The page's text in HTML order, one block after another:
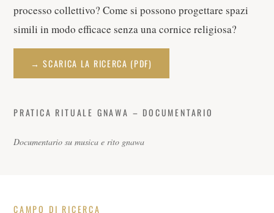
processo collettivo? Come si possono progettare spazi
simili in modo efficace senza una cornice religiosa?
→ SCARICA LA RICERCA (PDF)
PRATICA RITUALE GNAWA – DOCUMENTARIO
Documentario su musica e rito gnawa
CAMPO DI RICERCA